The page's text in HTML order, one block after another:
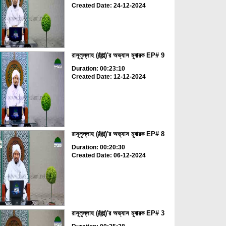
Created Date: 24-12-2024
রাসূলুল্লাহ (ﷺ)'র অভ্যাস মুবারক EP# 9
Duration: 00:23:10
Created Date: 12-12-2024
রাসূলুল্লাহ (ﷺ)'র অভ্যাস মুবারক EP# 8
Duration: 00:20:30
Created Date: 06-12-2024
রাসূলুল্লাহ (ﷺ)'র অভ্যাস মুবারক EP# 3